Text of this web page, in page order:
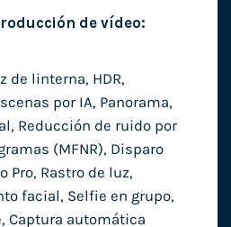
de vídeo:
de linterna, HDR,
por IA, Panorama,
Reducción de ruido por
(MFNR), Disparo
Pro, Rastro de luz,
facial, Selfie en grupo,
Captura automática